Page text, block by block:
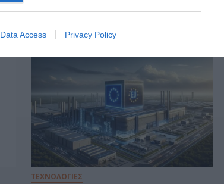
Data Access Privacy Policy
ΤΕΧΝΟΛΟΓΙΕΣ